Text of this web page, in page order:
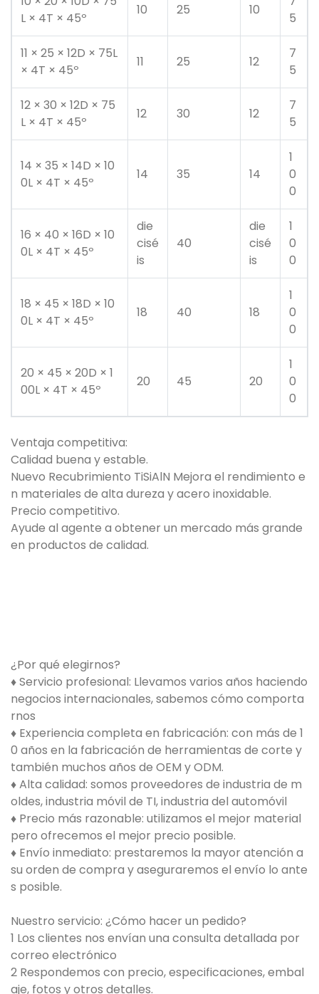
L × 4T × 45º
10 25 10
5
11 × 25 × 12D × 75L
× 4T × 45º
11 25 12
7
5
12 × 30 × 12D × 75
L × 4T × 45º
12 30 12
7
5
14 × 35 × 14D × 10
0L × 4T × 45º
14 35 14
1
0
0
16 × 40 × 16D × 10
0L × 4T × 45º
die
cisé
is
40
die
cisé
is
1
0
0
18 × 45 × 18D × 10
0L × 4T × 45º
18 40 18
1
0
0
20 × 45 × 20D × 1
00L × 4T × 45º
20 45 20
1
0
0
Ventaja competitiva:
Calidad buena y estable.
Nuevo Recubrimiento TiSiAlN Mejora el rendimiento e
n materiales de alta dureza y acero inoxidable.
Precio competitivo.
Ayude al agente a obtener un mercado más grande
en productos de calidad.
¿Por qué elegirnos?
♦ Servicio profesional: Llevamos varios años haciendo
negocios internacionales, sabemos cómo comporta
rnos
♦ Experiencia completa en fabricación: con más de 1
0 años en la fabricación de herramientas de corte y
también muchos años de OEM y ODM.
♦ Alta calidad: somos proveedores de industria de m
oldes, industria móvil de TI, industria del automóvil
♦ Precio más razonable: utilizamos el mejor material
pero ofrecemos el mejor precio posible.
♦ Envío inmediato: prestaremos la mayor atención a
su orden de compra y aseguraremos el envío lo ante
s posible.
Nuestro servicio: ¿Cómo hacer un pedido?
1 Los clientes nos envían una consulta detallada por
correo electrónico
2 Respondemos con precio, especificaciones, embal
aje, fotos y otros detalles.